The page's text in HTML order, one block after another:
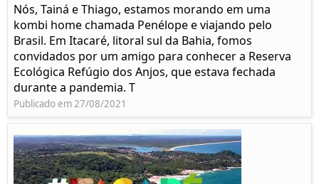
Nós, Tainá e Thiago, estamos morando em uma
kombi home chamada Penélope e viajando pelo
Brasil. Em Itacaré, litoral sul da Bahia, fomos
convidados por um amigo para conhecer a Reserva
Ecológica Refúgio dos Anjos, que estava fechada
durante a pandemia. T
Publicado em 27/08/2021